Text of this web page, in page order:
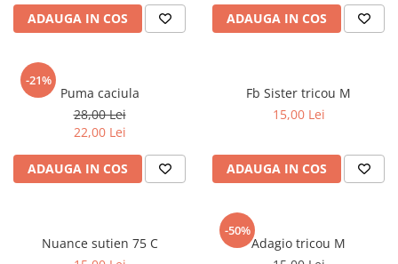
Pantaloni
Pulovere
Rochii
Sacouri si Costume
Salopete
Sport
veste
ADAUGA IN COS ADAUGA IN COS
-21%
Puma caciula
28,00 Lei
22,00 Lei
ADAUGA IN COS
Fb Sister tricou M
15,00 Lei
ADAUGA IN COS
Nuance sutien 75 C
-50%
Adagio tricou M